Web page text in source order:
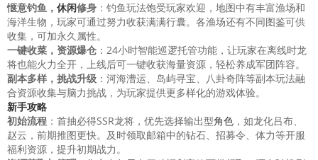
惬意钓鱼， 休闲修身 ：钓鱼玩法饱受玩家欢迎，地图中有丰富渔场和
海洋生物，玩家可通过努力收获满满行囊。各渔场还有不同图鉴可供
收集，可加永久属性。
一键收菜，资源爆仓 ：24小时智能巡逻托管功能，让玩家在离线时龙
将也能火力全开，上线后可一键收获海量资源，轻松养成军团阵容。
副本多样，挑战升级 ：河海漕运、岛屿寻宝、八卦奇阵等副本玩法融
合资源收集与脑力挑战，为玩家提供更多样化的游戏体验。
新手攻略
初始流程 ：首抽必得SSR龙将，优先选择输出型角色 ，如龙化吕布、
赵云，前期推图更快。及时领取邮箱中的钻石、招募令、体力等开服
福利资源，提升初期战力。